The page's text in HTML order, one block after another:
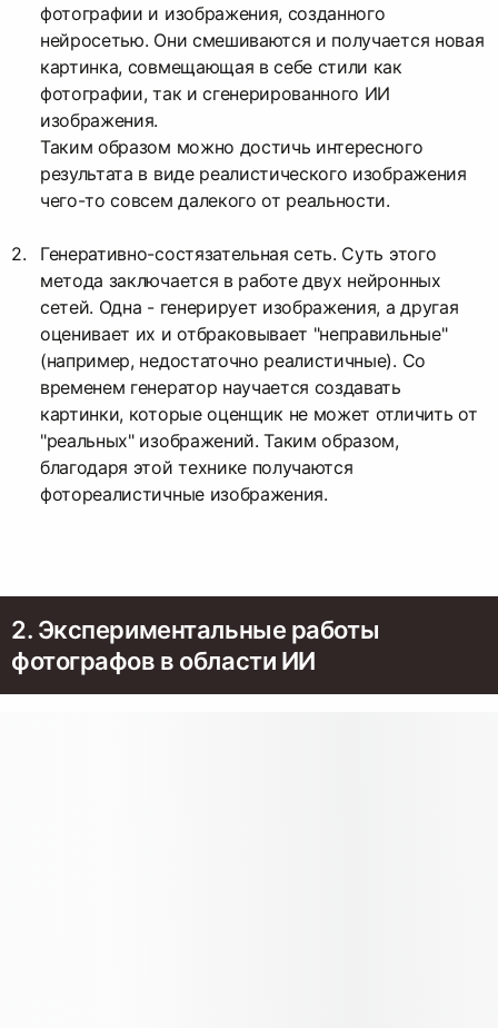
фотографии и изображения, созданного
нейросетью. Они смешиваются и получается новая
картинка, совмещающая в себе стили как
фотографии, так и сгенерированного ИИ
изображения.
Таким образом можно достичь интересного
результата в виде реалистического изображения
чего-то совсем далекого от реальности.
Генеративно-состязательная сеть. Суть этого
метода заключается в работе двух нейронных
сетей. Одна - генерирует изображения, а другая
оценивает их и отбраковывает "неправильные"
(например, недостаточно реалистичные). Со
временем генератор научается создавать
картинки, которые оценщик не может отличить от
"реальных" изображений. Таким образом,
благодаря этой технике получаются
фотореалистичные изображения.
2. Экспериментальные работы
фотографов в области ИИ